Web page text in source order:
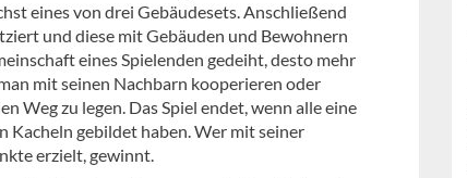
eines von drei Gebäudesets. Anschließend
und diese mit Gebäuden und Bewohnern
eines Spielenden gedeiht, desto mehr
mit seinen Nachbarn kooperieren oder
Weg zu legen. Das Spiel endet, wenn alle eine
Kacheln gebildet haben. Wer mit seiner
erzielt, gewinnt.